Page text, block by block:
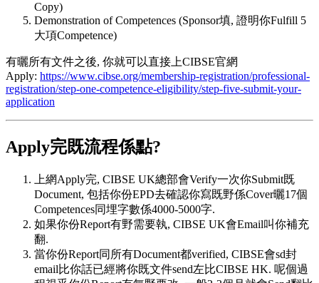
Copy)
Demonstration of Competences (Sponsor填, 證明你Fulfill 5
大項Competence)
有曬所有文件之後, 你就可以直接上CIBSE官網
Apply: https://www.cibse.org/membership-registration/professional-
registration/step-one-competence-eligibility/step-five-submit-your-
application
Apply完既流程係點?
上網Apply完, CIBSE UK總部會Verify一次你Submit既
Document, 包括你份EPD去確認你寫既野係Cover曬17個
Competences同埋字數係4000-5000字.
如果你份Report有野需要執, CIBSE UK會Email叫你補充
翻.
當你份Report同所有Document都verified, CIBSE會sd封
email比你話已經將你既文件send左比CIBSE HK. 呢個過